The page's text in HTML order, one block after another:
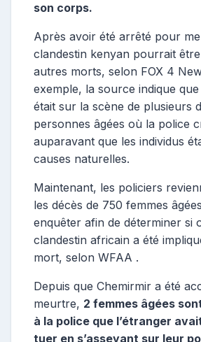
son corps.
Après avoir été arrêté pour
clandestin kenyan pourrait
autres morts, selon FOX 4
exemple, la source indique
était sur la scène de plusieurs
personnes âgées où la police
auparavant que les individus
causes naturelles.
Maintenant, les policiers
les décès de 750 femmes
enquêter afin de déterminer si
clandestin africain a été
mort, selon WFAA .
Depuis que Chemirmir a été
meurtre, 2 femmes âgées
à la police que l’étranger
tuer en s’asseyant sur leur